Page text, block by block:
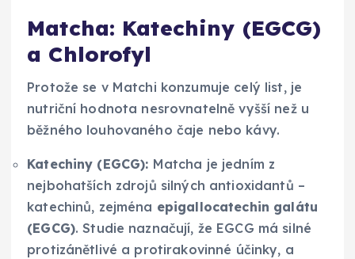
Matcha: Katechiny (EGCG)
a Chlorofyl
Protože se v Matchi konzumuje celý list, je
nutriční hodnota nesrovnatelně vyšší než u
běžného louhovaného čaje nebo kávy.
Katechiny (EGCG): Matcha je jedním z
nejbohatších zdrojů silných antioxidantů –
katechinů, zejména epigallocatechin galátu
(EGCG). Studie naznačují, že EGCG má silné
protizánětlivé a protirakovinné účinky, a